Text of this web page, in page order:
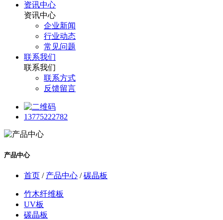
资讯中心
资讯中心
企业新闻
行业动态
常见问题
联系我们
联系我们
联系方式
反馈留言
13775222782
产品中心
首页 / 产品中心 /碳晶板
竹木纤维板
UV板
碳晶板